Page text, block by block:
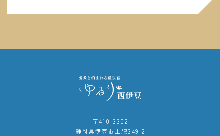
〒410-3302
静岡県伊豆市土肥349-2